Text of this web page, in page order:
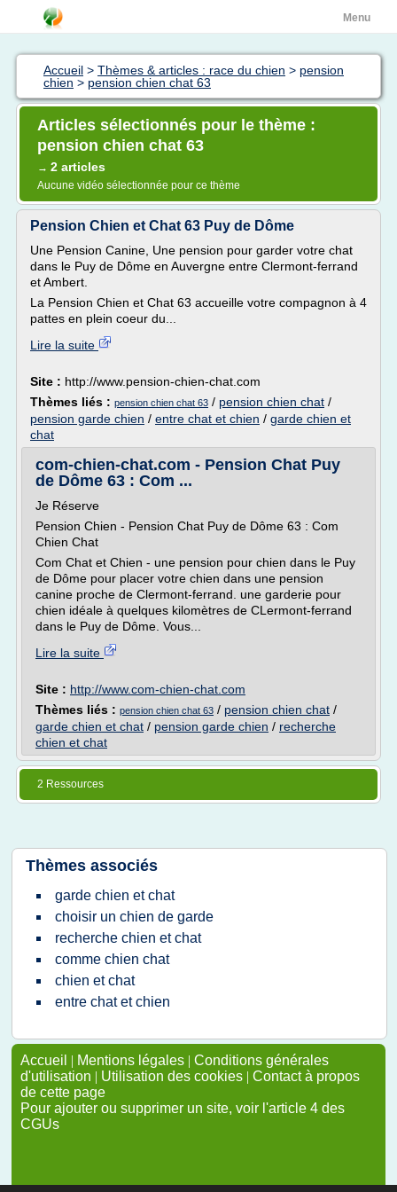
Menu
Accueil > Thèmes & articles : race du chien > pension
chien > pension chien chat 63
Articles sélectionnés pour le thème :
pension chien chat 63
→ 2 articles
Aucune vidéo sélectionnée pour ce thème
Pension Chien et Chat 63 Puy de Dôme
Une Pension Canine, Une pension pour garder votre chat
dans le Puy de Dôme en Auvergne entre Clermont-ferrand
et Ambert.
La Pension Chien et Chat 63 accueille votre compagnon à 4
pattes en plein coeur du...
Lire la suite
Site : http://www.pension-chien-chat.com
Thèmes liés : pension chien chat 63 / pension chien chat /
pension garde chien / entre chat et chien / garde chien et
chat
com-chien-chat.com - Pension Chat Puy
de Dôme 63 : Com ...
Je Réserve
Pension Chien - Pension Chat Puy de Dôme 63 : Com
Chien Chat
Com Chat et Chien - une pension pour chien dans le Puy
de Dôme pour placer votre chien dans une pension
canine proche de Clermont-ferrand. une garderie pour
chien idéale à quelques kilomètres de CLermont-ferrand
dans le Puy de Dôme. Vous...
Lire la suite
Site : http://www.com-chien-chat.com
Thèmes liés : pension chien chat 63 / pension chien chat /
garde chien et chat / pension garde chien / recherche
chien et chat
2 Ressources
Thèmes associés
garde chien et chat
choisir un chien de garde
recherche chien et chat
comme chien chat
chien et chat
entre chat et chien
Accueil | Mentions légales | Conditions générales
d'utilisation | Utilisation des cookies | Contact à propos
de cette page
Pour ajouter ou supprimer un site, voir l'article 4 des
CGUs